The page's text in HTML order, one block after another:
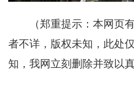
（郑重提示：本网页
者不详，版权未知，此处
知，我网立刻删除并致以真